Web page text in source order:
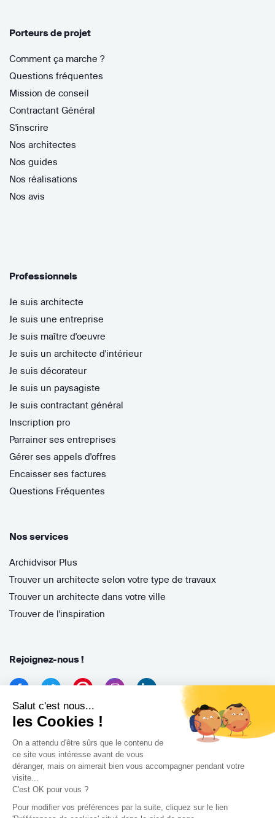
Salut c'est nous...
les Cookies !
On a attendu d'être sûrs que le contenu de
ce site vous intéresse avant de vous
déranger, mais on aimerait bien vous accompagner pendant votre
visite...
C'est OK pour vous ?
Pour modifier vos préférences par la suite, cliquez sur le lien
Porteurs de projet
Comment ça marche ?
Questions fréquentes
Mission de conseil
Contractant Général
S'inscrire
Nos architectes
Nos guides
Nos réalisations
Nos avis
Professionnels
Je suis architecte
Je suis une entreprise
Je suis maître d'oeuvre
Je suis un architecte d'intérieur
Je suis décorateur
Je suis un paysagiste
Je suis contractant général
Inscription pro
Parrainer ses entreprises
Gérer ses appels d'offres
Encaisser ses factures
Questions Fréquentes
Nos services
Archidvisor Plus
Trouver un architecte selon votre type de travaux
Trouver un architecte dans votre ville
Trouver de l'inspiration
Rejoignez-nous !
Archidvisor
13 Rue des Cordeliers, 33000 Bordeaux, France
Copyright 2021